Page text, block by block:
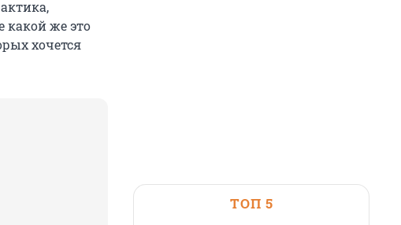
какой же это
хочется
ТОП 5